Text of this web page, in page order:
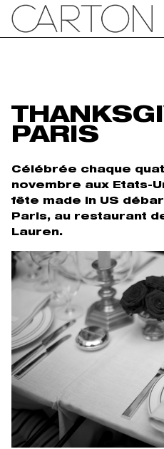
PARIS
Célébrée chaque
novembre aux Etats-
fête made in US
Paris, au restaurant
Lauren.